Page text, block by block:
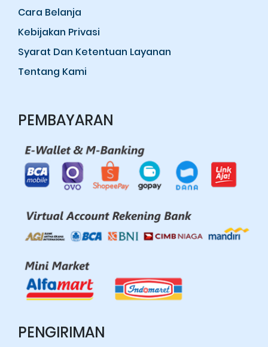
Cara Belanja
Kebijakan Privasi
Syarat Dan Ketentuan Layanan
Tentang Kami
PEMBAYARAN
PENGIRIMAN